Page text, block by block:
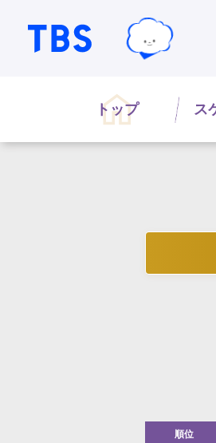
TBSテレビ｜ときめ
トップ ス
順位